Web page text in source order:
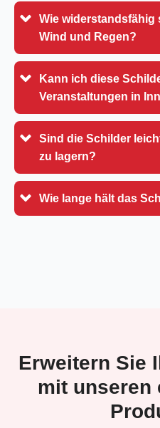
Wie widerstandsfähig
Wind und Regen?
Kann ich diese
Veranstaltungen in
Sind die Schilder
zu lagern?
Wie lange hält das
Erweitern Sie
mit unseren